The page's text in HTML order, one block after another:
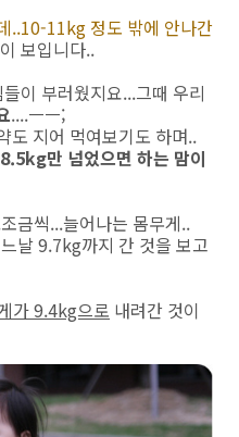
..10-11kg 정도 밖에 안나간
보입니다..
이 부러웠지요...그때 우리
....ㅡㅡ;
도 지어 먹여보기도 하며..
만 넘었으면 하는 맘이
금씩...늘어나는 몸무게..
날 9.7kg까지 간 것을 보고
가 9.4kg으로 내려간 것이